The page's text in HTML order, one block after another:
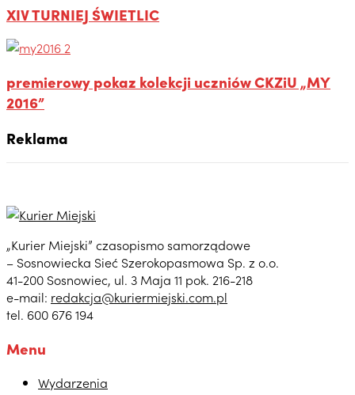
XIV TURNIEJ ŚWIETLIC
premierowy pokaz kolekcji uczniów CKZiU „MY
2016”
Reklama
„Kurier Miejski” czasopismo samorządowe
– Sosnowiecka Sieć Szerokopasmowa Sp. z o.o.
41-200 Sosnowiec, ul. 3 Maja 11 pok. 216-218
e-mail: redakcja@kuriermiejski.com.pl
tel. 600 676 194
Menu
Wydarzenia